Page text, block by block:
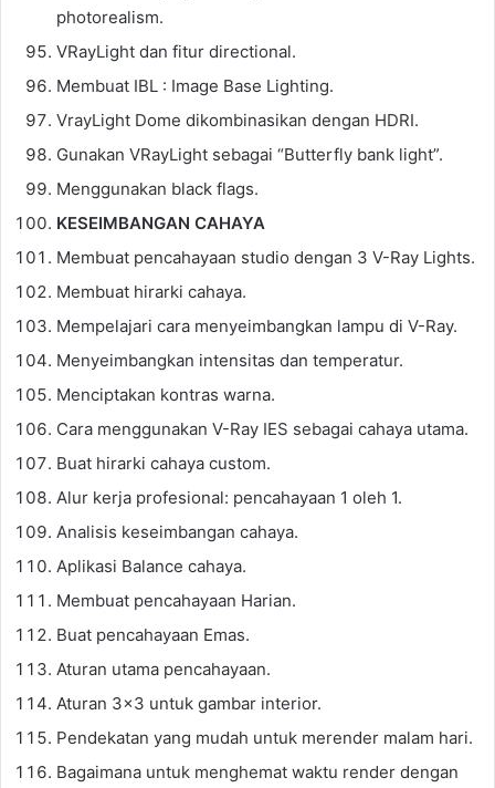
photorealism.
VRayLight dan fitur directional.
Membuat IBL : Image Base Lighting.
VrayLight Dome dikombinasikan dengan HDRI.
Gunakan VRayLight sebagai “Butterfly bank light”.
Menggunakan black flags.
KESEIMBANGAN CAHAYA
Membuat pencahayaan studio dengan 3 V-Ray Lights.
Membuat hirarki cahaya.
Mempelajari cara menyeimbangkan lampu di V-Ray.
Menyeimbangkan intensitas dan temperatur.
Menciptakan kontras warna.
Cara menggunakan V-Ray IES sebagai cahaya utama.
Buat hirarki cahaya custom.
Alur kerja profesional: pencahayaan 1 oleh 1.
Analisis keseimbangan cahaya.
Aplikasi Balance cahaya.
Membuat pencahayaan Harian.
Buat pencahayaan Emas.
Aturan utama pencahayaan.
Aturan 3×3 untuk gambar interior.
Pendekatan yang mudah untuk merender malam hari.
Bagaimana untuk menghemat waktu render dengan